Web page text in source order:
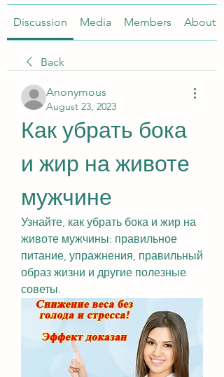
Discussion Media Members About
Back
Anonymous
August 23, 2023
Как убрать бока
и жир на животе
мужчине
Узнайте, как убрать бока и жир на
животе мужчины: правильное
питание, упражнения, правильный
образ жизни и другие полезные
советы.